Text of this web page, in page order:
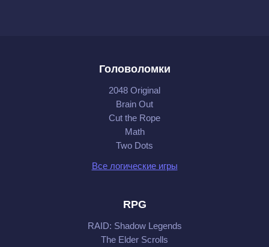
Головоломки
2048 Original
Brain Out
Cut the Rope
Math
Two Dots
Все логические игры
RPG
RAID: Shadow Legends
The Elder Scrolls